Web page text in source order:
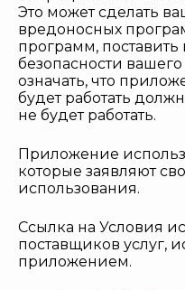
Это может сделать
вредоносных
программ,
безопасности
означать, что
будет работать
не будет работать.
Приложение
которые заявляют
использования.
Ссылка на Условия
поставщиков услуг,
приложением.